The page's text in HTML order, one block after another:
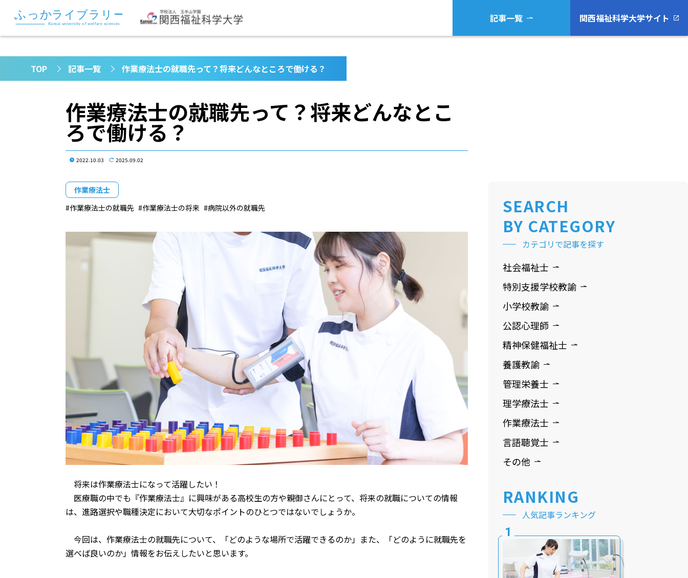
記事一覧 関西福祉科学大学サイト
TOP 記事一覧 作業療法士の就職先って？将来どんなところで働ける？
作業療法士の就職先って？将来どんなとこ
ろで働ける？
2022.10.03 2025.09.02
作業療法士
作業療法士の就職先
作業療法士の将来 病院以外の就職先
将来は作業療法士になって活躍したい！
医療職の中でも『作業療法士』に興味がある高校生の方や親御さんにとって、将来の就職についての情報
は、進路選択や職種決定において大切なポイントのひとつではないでしょうか。
今回は、作業療法士の就職先について、「どのような場所で活躍できるのか」また、「どのように就職先を
選べば良いのか」情報をお伝えしたいと思います。
SEARCH
BY CATEGORY
カテゴリで記事を探す
社会福祉士
特別支援学校教諭
小学校教諭
公認心理師
精神保健福祉士
養護教諭
管理栄養士
理学療法士
作業療法士
言語聴覚士
その他
RANKING
人気記事ランキング